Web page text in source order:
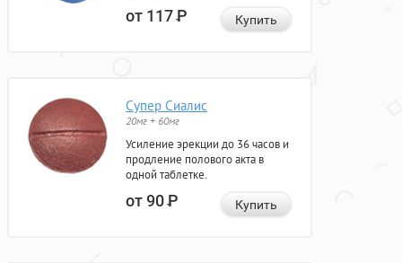
от 117Р Купить
Супер Сиалис
20мг + 60мг
Усиление эрекции до 36 часов и
продление полового акта в
одной таблетке.
от 90Р Купить